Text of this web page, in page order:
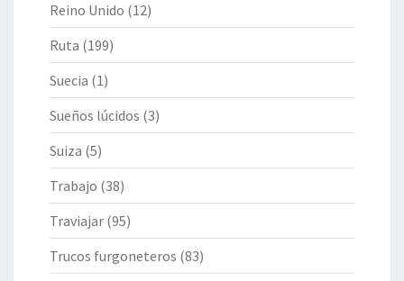
Reino Unido (12)
Ruta (199)
Suecia (1)
Sueños lúcidos (3)
Suiza (5)
Trabajo (38)
Traviajar (95)
Trucos furgoneteros (83)